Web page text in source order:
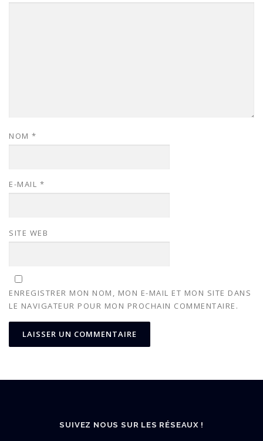
NOM *
E-MAIL *
SITE WEB
ENREGISTRER MON NOM, MON E-MAIL ET MON SITE DANS
LE NAVIGATEUR POUR MON PROCHAIN COMMENTAIRE.
SUIVEZ NOUS SUR LES RÉSEAUX !